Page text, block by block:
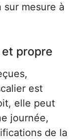
mesure à
propre
est
elle peut
journée,
de la